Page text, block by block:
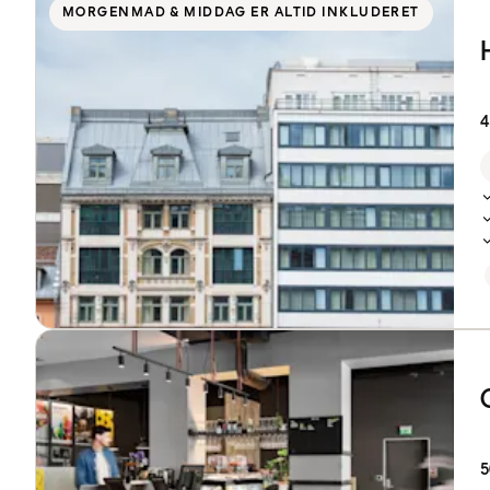
MORGENMAD & MIDDAG ER ALTID INKLUDERET